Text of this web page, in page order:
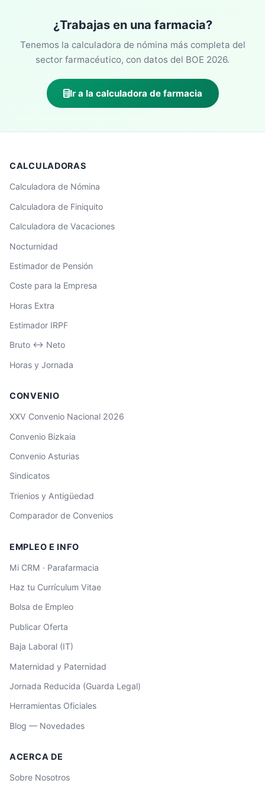
¿Trabajas en una farmacia?
Tenemos la calculadora de nómina más completa del
sector farmacéutico, con datos del BOE 2026.
Ir a la calculadora de farmacia
CALCULADORAS
Calculadora de Nómina
Calculadora de Finiquito
Calculadora de Vacaciones
Nocturnidad
Estimador de Pensión
Coste para la Empresa
Horas Extra
Estimador IRPF
Bruto ↔ Neto
Horas y Jornada
CONVENIO
XXV Convenio Nacional 2026
Convenio Bizkaia
Convenio Asturias
Sindicatos
Trienios y Antigüedad
Comparador de Convenios
EMPLEO E INFO
Mi CRM · Parafarmacia
Haz tu Currículum Vitae
Bolsa de Empleo
Publicar Oferta
Baja Laboral (IT)
Maternidad y Paternidad
Jornada Reducida (Guarda Legal)
Herramientas Oficiales
Blog — Novedades
ACERCA DE
Sobre Nosotros